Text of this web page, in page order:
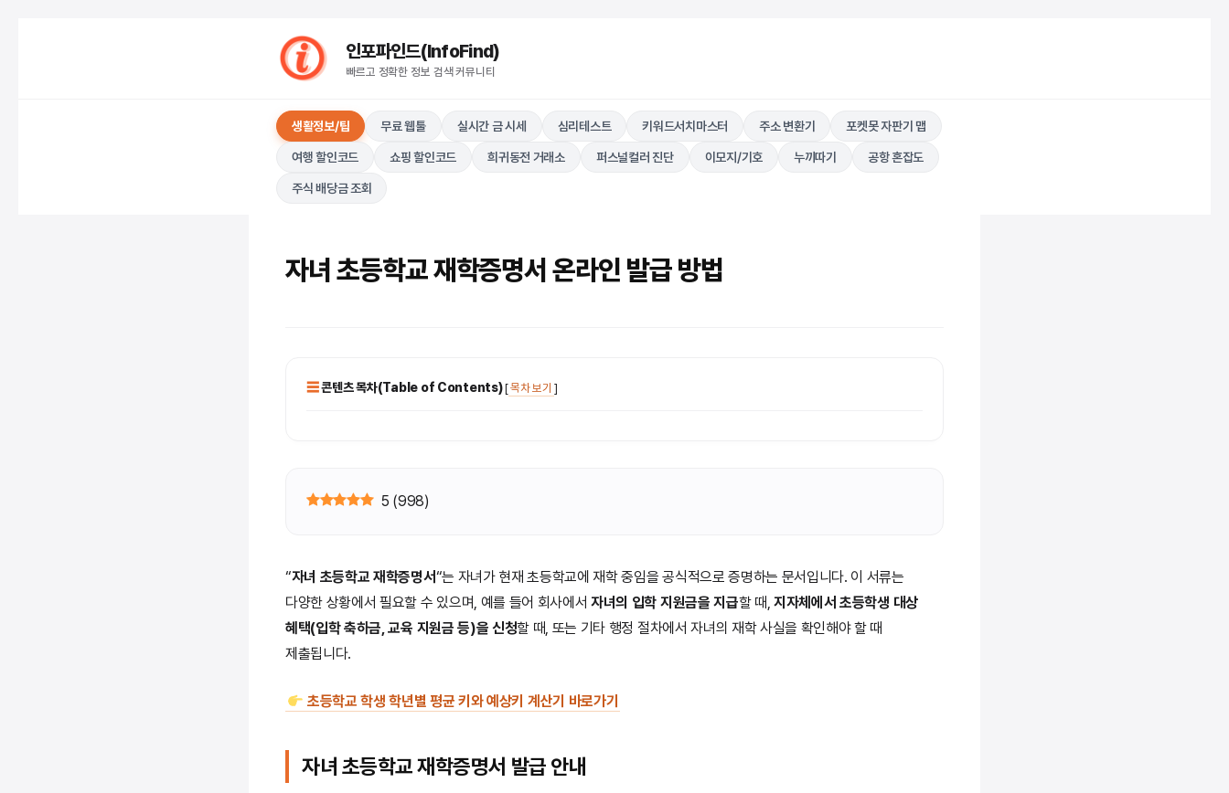
인포파인드(InfoFind)​​​​
빠르고 정확한 정보 검색 커뮤니티
생활정보/팁 무료 웹툴 실시간 금 시세 심리테스트 키워드서치마스터 주소 변환기 포켓못 자판기 맵
여행 할인코드 쇼핑 할인코드 희귀동전 거래소 퍼스널컬러 진단 이모지/기호 누끼따기 공항 혼잡도
주식 배당금 조회
자녀 초등학교 재학증명서 온라인 발급 방법
콘텐츠 목차(Table of Contents)[목차 보기 ]
5 (998)
“자녀 초등학교 재학증명서“는 자녀가 현재 초등학교에 재학 중임을 공식적으로 증명하는 문서입니다. 이 서류는
다양한 상황에서 필요할 수 있으며, 예를 들어 회사에서자녀의 입학 지원금을 지급할 때,지자체에서 초등학생 대상
혜택(입학 축하금, 교육 지원금 등)을 신청할 때, 또는 기타 행정 절차에서 자녀의 재학 사실을 확인해야 할 때
제출됩니다.
초등학교 학생 학년별 평균 키와 예상키 계산기 바로가기
자녀 초등학교재학증명서 발급 안내